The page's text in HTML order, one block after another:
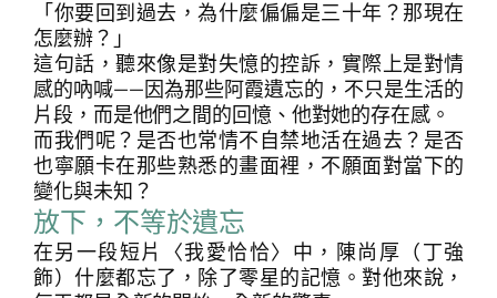
「你要回到過去，為什麼偏偏是三十年？那現在
怎麼辦？」
這句話，聽來像是對失憶的控訴，實際上是對情
感的吶喊——因為那些阿霞遺忘的，不只是生活的
片段，而是他們之間的回憶、他對她的存在感。
而我們呢？是否也常情不自禁地活在過去？是否
也寧願卡在那些熟悉的畫面裡，不願面對當下的
變化與未知？
放下，不等於遺忘
在另一段短片〈我愛恰恰〉中，陳尚厚（丁強
飾）什麼都忘了，除了零星的記憶。對他來說，